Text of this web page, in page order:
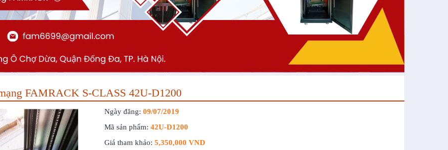
FAMRACK S-CLASS 42U-D1200
Ngày đăng: 09/07/2019
Mã sản phẩm: 42U-D1200
Giá tham khảo: 5,350,000 VND